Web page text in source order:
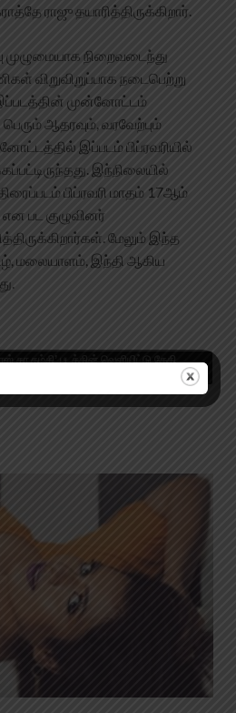
ராஜு தயாரித்திருக்கிறார்.
முழுமையாக நிறைவடைந்து
விறுவிறுப்பாக நடைபெற்று
முன்னோட்டம்
ஆதரவும், வரவேற்பும்
இப்படம் பிப்ரவரியில்
இந்நிலையில்
பிப்ரவரி மாதம் 17ஆம்
பட குழுவினர்
மேலும் இந்த
மலையாளம், இந்தி ஆகிய
கா தம்கி’ படத்தின் வெளியிட்டு தேதி